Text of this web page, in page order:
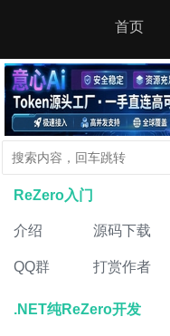
首页
ReZero入门
介绍 源码下载
QQ群 打赏作者
.NET纯ReZero开发